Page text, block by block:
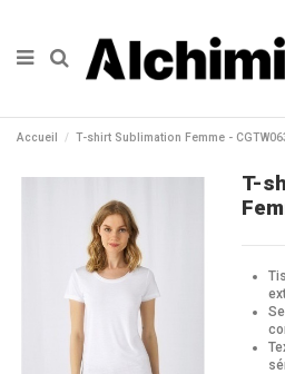
Accueil T-shirt Sublimation Femme -
T-